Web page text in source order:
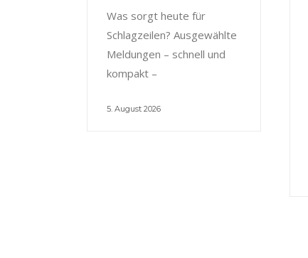
Was sorgt heute für
Schlagzeilen? Ausgewählte
Meldungen – schnell und
kompakt –
5. August 2026